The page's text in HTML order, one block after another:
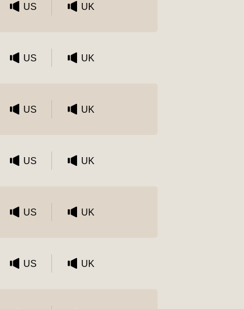
US UK
US UK
US UK
US UK
US UK
US UK